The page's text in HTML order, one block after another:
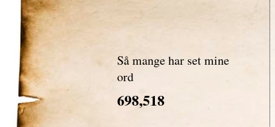
Så mange har set mine
ord
698,518